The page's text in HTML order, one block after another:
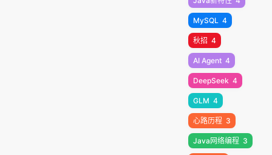
MySQL 4
秋招 4
AI Agent 4
DeepSeek 4
GLM 4
心路历程 3
Java网络编程 3